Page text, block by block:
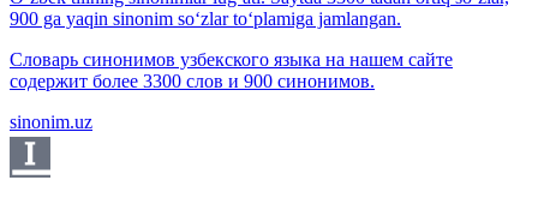
900 ga yaqin sinonim so‘zlar to‘plamiga jamlangan.
Словарь синонимов узбекского языка на нашем сайте
содержит более 3300 слов и 900 синонимов.
sinonim.uz